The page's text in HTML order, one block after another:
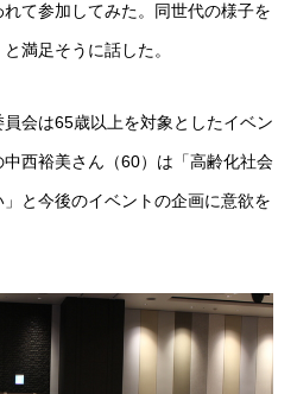
て参加してみた。同世代の様子を
満足そうに話した。
会は65歳以上を対象としたイベン
中西裕美さん（60）は「高齢化社会
と今後のイベントの企画に意欲を